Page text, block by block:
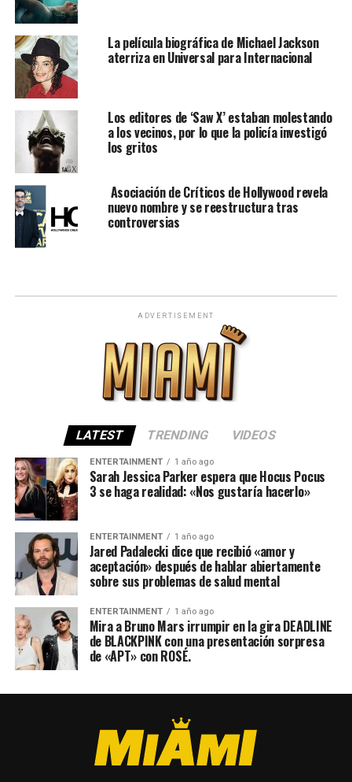
La película biográfica de Michael Jackson
aterriza en Universal para Internacional
Los editores de ‘Saw X’ estaban molestando
a los vecinos, por lo que la policía investigó
los gritos
Asociación de Críticos de Hollywood revela
nuevo nombre y se reestructura tras
controversias
ADVERTISEMENT
LATEST TRENDING VIDEOS
ENTERTAINMENT 1 año ago
Sarah Jessica Parker espera que Hocus Pocus
3 se haga realidad: «Nos gustaría hacerlo»
ENTERTAINMENT 1 año ago
Jared Padalecki dice que recibió «amor y
aceptación» después de hablar abiertamente
sobre sus problemas de salud mental
ENTERTAINMENT 1 año ago
Mira a Bruno Mars irrumpir en la gira DEADLINE
de BLACKPINK con una presentación sorpresa
de «APT» con ROSÉ.